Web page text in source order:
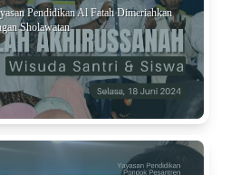
Pendidikan Al Fatah Dimeriahkan
Sholawatan